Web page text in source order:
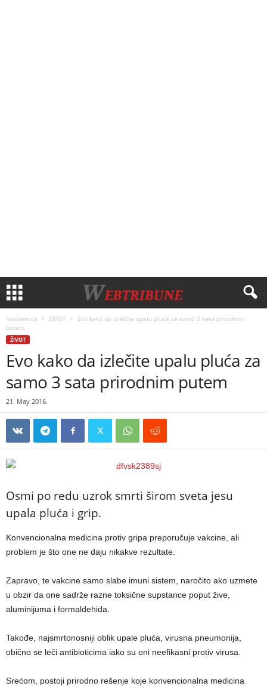
Naslovnica ŽIVOT
Evo kako da izlečite upalu pluća za samo 3 sata prirodnim
putem
ŽIVOT
Evo kako da izlečite upalu pluća za
samo 3 sata prirodnim putem
21. May 2016.
Osmi po redu uzrok smrti širom sveta jesu
upala pluća i grip.
Konvencionalna medicina protiv gripa preporučuje vakcine, ali
problem je što one ne daju nikakve rezultate.
Zapravo, te vakcine samo slabe imuni sistem, naročito ako uzmete
u obzir da one sadrže razne toksične supstance poput žive,
aluminijuma i formaldehida.
Takođe, najsmrtonosniji oblik upale pluća, virusna pneumonija,
obično se leči antibioticima iako su oni neefikasni protiv virusa.
Srećom, postoji prirodno rešenje koje konvencionalna medicina